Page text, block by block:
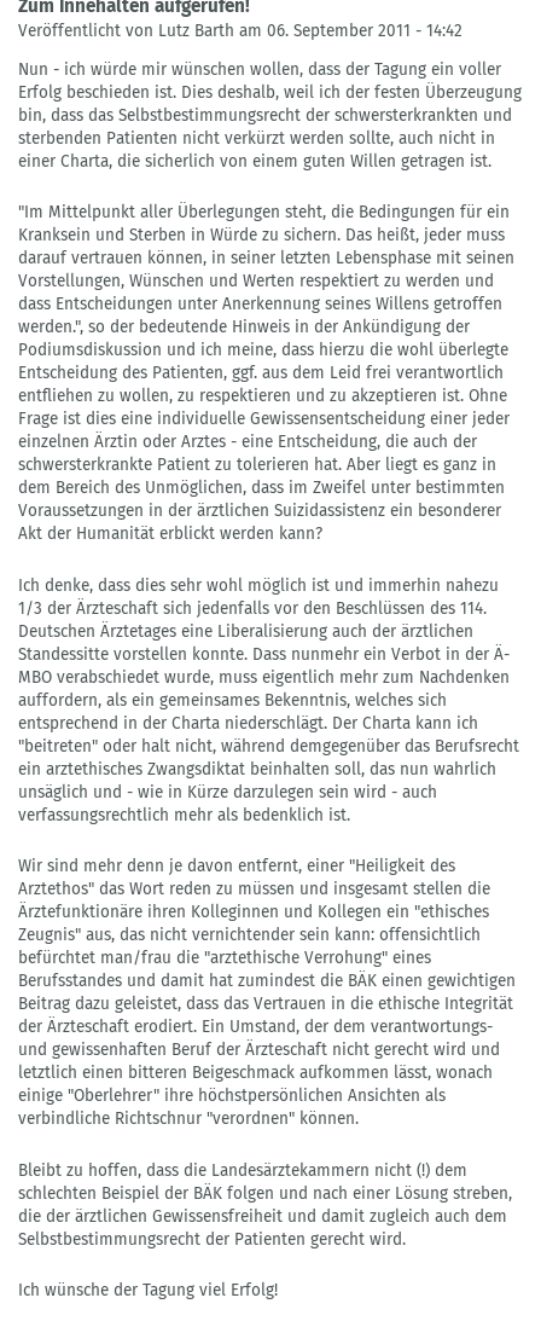
Zum Innehalten aufgerufen!
Veröffentlicht von Lutz Barth am 06. September 2011 - 14:42
Nun - ich würde mir wünschen wollen, dass der Tagung ein voller
Erfolg beschieden ist. Dies deshalb, weil ich der festen Überzeugung
bin, dass das Selbstbestimmungsrecht der schwersterkrankten und
sterbenden Patienten nicht verkürzt werden sollte, auch nicht in
einer Charta, die sicherlich von einem guten Willen getragen ist.
"Im Mittelpunkt aller Überlegungen steht, die Bedingungen für ein
Kranksein und Sterben in Würde zu sichern. Das heißt, jeder muss
darauf vertrauen können, in seiner letzten Lebensphase mit seinen
Vorstellungen, Wünschen und Werten respektiert zu werden und
dass Entscheidungen unter Anerkennung seines Willens getroffen
werden.", so der bedeutende Hinweis in der Ankündigung der
Podiumsdiskussion und ich meine, dass hierzu die wohl überlegte
Entscheidung des Patienten, ggf. aus dem Leid frei verantwortlich
entfliehen zu wollen, zu respektieren und zu akzeptieren ist. Ohne
Frage ist dies eine individuelle Gewissensentscheidung einer jeder
einzelnen Ärztin oder Arztes - eine Entscheidung, die auch der
schwersterkrankte Patient zu tolerieren hat. Aber liegt es ganz in
dem Bereich des Unmöglichen, dass im Zweifel unter bestimmten
Voraussetzungen in der ärztlichen Suizidassistenz ein besonderer
Akt der Humanität erblickt werden kann?
Ich denke, dass dies sehr wohl möglich ist und immerhin nahezu
1/3 der Ärzteschaft sich jedenfalls vor den Beschlüssen des 114.
Deutschen Ärztetages eine Liberalisierung auch der ärztlichen
Standessitte vorstellen konnte. Dass nunmehr ein Verbot in der Ä-
MBO verabschiedet wurde, muss eigentlich mehr zum Nachdenken
auffordern, als ein gemeinsames Bekenntnis, welches sich
entsprechend in der Charta niederschlägt. Der Charta kann ich
"beitreten" oder halt nicht, während demgegenüber das Berufsrecht
ein arztethisches Zwangsdiktat beinhalten soll, das nun wahrlich
unsäglich und - wie in Kürze darzulegen sein wird - auch
verfassungsrechtlich mehr als bedenklich ist.
Wir sind mehr denn je davon entfernt, einer "Heiligkeit des
Arztethos" das Wort reden zu müssen und insgesamt stellen die
Ärztefunktionäre ihren Kolleginnen und Kollegen ein "ethisches
Zeugnis" aus, das nicht vernichtender sein kann: offensichtlich
befürchtet man/frau die "arztethische Verrohung" eines
Berufsstandes und damit hat zumindest die BÄK einen gewichtigen
Beitrag dazu geleistet, dass das Vertrauen in die ethische Integrität
der Ärzteschaft erodiert. Ein Umstand, der dem verantwortungs-
und gewissenhaften Beruf der Ärzteschaft nicht gerecht wird und
letztlich einen bitteren Beigeschmack aufkommen lässt, wonach
einige "Oberlehrer" ihre höchstpersönlichen Ansichten als
verbindliche Richtschnur "verordnen" können.
Bleibt zu hoffen, dass die Landesärztekammern nicht (!) dem
schlechten Beispiel der BÄK folgen und nach einer Lösung streben,
die der ärztlichen Gewissensfreiheit und damit zugleich auch dem
Selbstbestimmungsrecht der Patienten gerecht wird.
Ich wünsche der Tagung viel Erfolg!